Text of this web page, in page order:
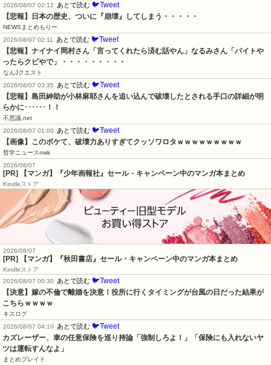
2026/08/07 02:12
あとで読む 🐦Tweet
【悲報】日本の歴史、ついに『崩壊』してしまう・・・・・
NEWSまとめもりー
2026/08/07 02:11
あとで読む 🐦Tweet
【悲報】ナイナイ岡村さん「言ってくれたら済む話やん」なるみさん「バイトや
ったらクビやで」・・・・・・・・・
なんJクエスト
2026/08/07 03:35
あとで読む 🐦Tweet
【悲報】島田紳助が小林麻耶さんを追い込んで破壊したとされる手口の詳細が明
らかに･･････！！
不思議.net
2026/08/07 01:00
あとで読む 🐦Tweet
【画像】このボケて、破壊力ありすぎてクッソワロタｗｗｗｗｗｗｗｗｗ
哲学ニュースnwk
2026/08/07
[PR] 【マンガ】『少年画報社』セール・キャンペーン中のマンガ本まとめ
Kindleストア
2026/08/07
[PR] 【マンガ】『秋田書店』セール・キャンペーン中のマンガ本まとめ
Kindleストア
2026/08/07 00:30
あとで読む 🐦Tweet
【決意】嫁の不倫で離婚を決意！役所に行くタイミングが台風の日だった結果が
こちらｗｗｗｗ
キスログ
2026/08/07 04:10
あとで読む 🐦Tweet
カズレーザー、車の任意保険を巡り持論「強制しろよ！」「保険にも入れないヤ
ツは運転すんなよ」
まとめブレイド